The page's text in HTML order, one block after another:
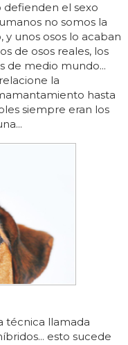
el sexo
no somos la
y unos osos lo acaban
de osos reales, los
de medio mundo...
la
hasta
siempre eran los
técnica llamada
esto sucede